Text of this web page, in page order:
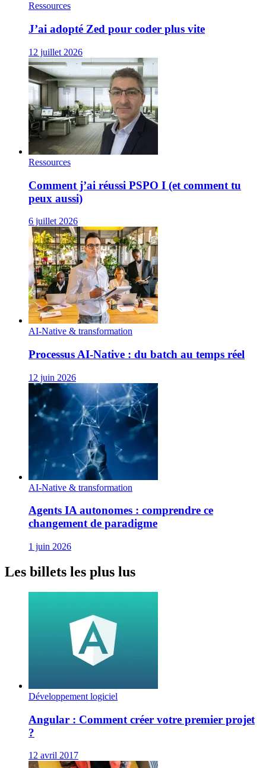
Ressources
J’ai adopté Zed pour coder plus vite
12 juillet 2026
Ressources
Comment j’ai réussi PSPO I (et comment tu
peux aussi)
6 juillet 2026
AI-Native & transformation
Processus AI‑Native : du batch au temps réel
12 juin 2026
AI-Native & transformation
Agents IA autonomes : comprendre ce
changement de paradigme
1 juin 2026
Les billets les plus lus
Développement logiciel
Angular : Comment créer votre premier projet
?
12 avril 2017